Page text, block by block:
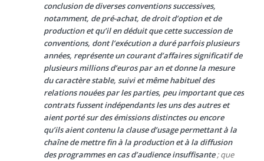
conclusion de diverses conventions successives,
notamment, de pré-achat, de droit d’option et de
production et qu’il en déduit que cette succession de
conventions, dont l’exécution a duré parfois plusieurs
années, représente un courant d’affaires significatif de
plusieurs millions d’euros par an et donne la mesure
du caractère stable, suivi et même habituel des
relations nouées par les parties, peu important que ces
contrats fussent indépendants les uns des autres et
aient porté sur des émissions distinctes ou encore
qu’ils aient contenu la clause d’usage permettant à la
chaîne de mettre fin à la production et à la diffusion
des programmes en cas d’audience insuffisante; que